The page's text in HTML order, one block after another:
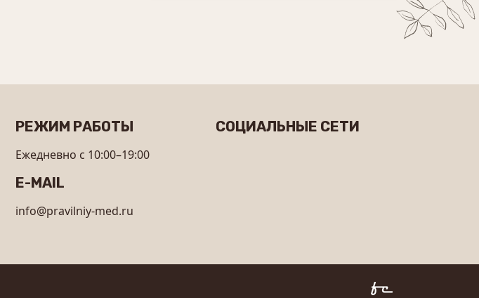
РЕЖИМ РАБОТЫ
Ежедневно с 10:00–19:00
E-MAIL
info@pravilniy-med.ru
СОЦИАЛЬНЫЕ СЕТИ